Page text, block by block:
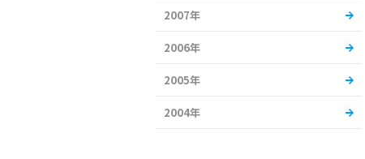
2007年
2006年
2005年
2004年